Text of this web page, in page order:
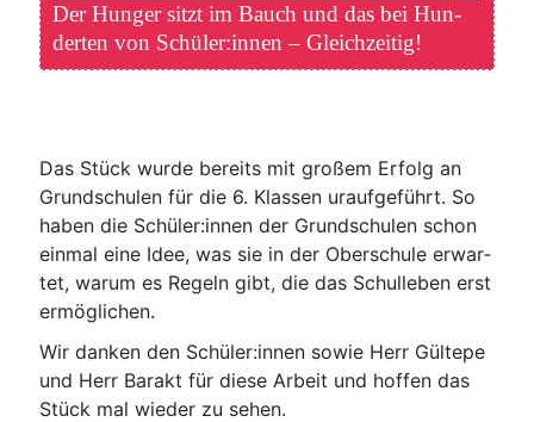
Der Hun­ger sitzt im Bauch und das bei Hun­
der­ten von Schüler:innen – Gleichzeitig!
Das Stück wur­de bereits mit gro­ßem Erfolg an
Grund­schu­len für die 6. Klas­sen urauf­ge­führt. So
haben die Schüler:innen der Grund­schu­len schon
ein­mal eine Idee, was sie in der Ober­schu­le erwar­
tet, war­um es Regeln gibt, die das Schul­le­ben erst
ermöglichen.
Wir dan­ken den Schüler:innen sowie Herr Gül­te­pe
und Herr Barakt für die­se Arbeit und hof­fen das
Stück mal wie­der zu sehen.